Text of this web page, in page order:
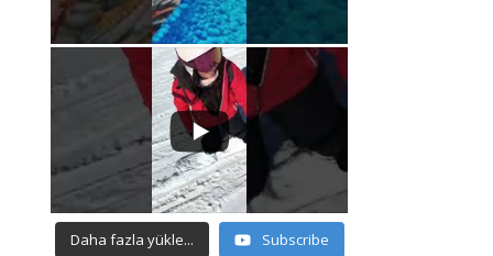
Daha fazla yükle... Subscribe